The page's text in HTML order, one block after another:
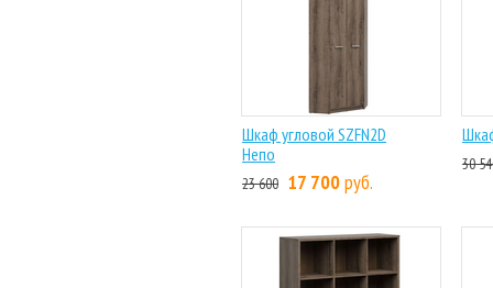
Шкаф угловой SZFN2D
Непо
23 600 17 700руб.
30